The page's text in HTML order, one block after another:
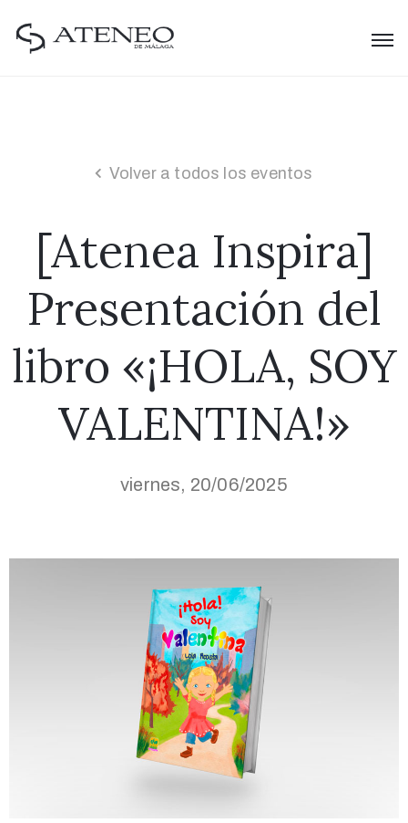
Volver a todos los eventos
[Atenea Inspira]
Presentación del
libro «¡HOLA, SOY
VALENTINA!»
viernes, 20/06/2025